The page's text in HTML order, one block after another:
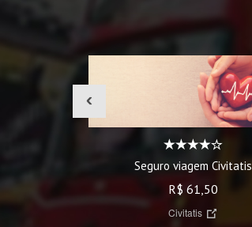
Seguro viagem Civitatis
R$ 61,50
Civitatis
‹